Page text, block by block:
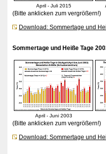
April - Juli 2015
(Bitte anklicken zum vergrößern!)
Download: Sommertage und
Sommertage und Heiße Tage
April - Juni 2003
(Bitte anklicken zum vergrößern!)
Download: Sommertage und